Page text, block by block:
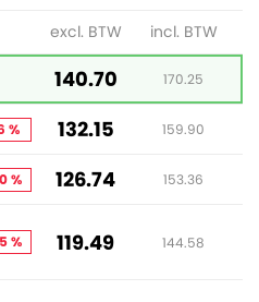
excl. BTW incl. BTW
140.70 170.25
% 132.15 159.90
% 126.74 153.36
% 119.49 144.58